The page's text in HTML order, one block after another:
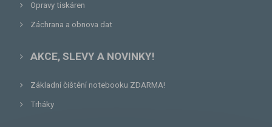
Opravy tiskáren
Záchrana a obnova dat
AKCE, SLEVY A NOVINKY!
Základní čištění notebooku ZDARMA!
Trháky